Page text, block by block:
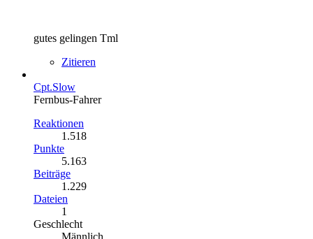
gutes gelingen Tml
Zitieren
Cpt.Slow
Fernbus-Fahrer
Reaktionen
1.518
Punkte
5.163
Beiträge
1.229
Dateien
1
Geschlecht
Männlich